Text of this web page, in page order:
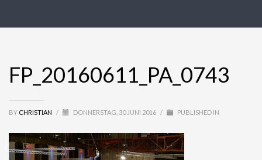
FP_20160611_PA_0743
BY CHRISTIAN / DONNERSTAG, 30 JUNI 2016 / PUBLISHED IN